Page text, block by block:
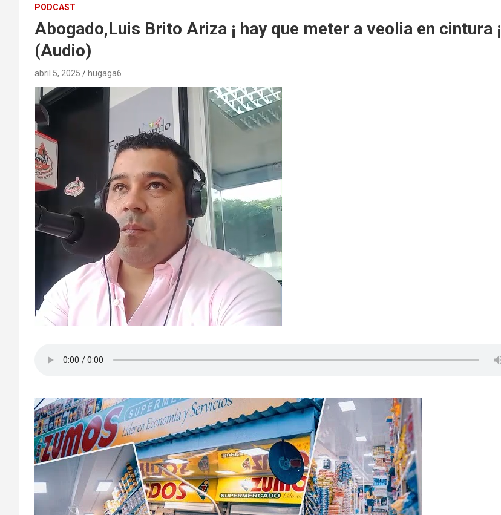
PODCAST
Abogado,Luis Brito Ariza ¡ hay que meter a veolia en cintura ¡
(Audio)
abril 5, 2025 hugaga6